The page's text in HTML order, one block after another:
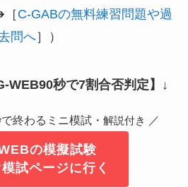
［C-GABの無料練習問題や過
問へ］）
WEB90秒で7割合否判定】 ↓
終わるミニ模試・ 解説付き ／
の模擬試験
試ページに行く